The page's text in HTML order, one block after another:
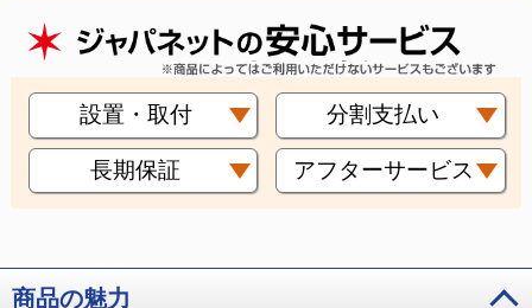
設置・取付 分割支払い
長期保証 アフターサービス
商品の魅力